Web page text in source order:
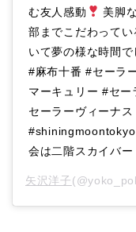
む友人感動
美脚
部までこだわって
いて夢の様な時間
#麻布十番 #セーラ
マーキュリー #セ
セーラーヴィーナ
#shiningmoontokyo
会は二階スカイバ
矢沢洋子